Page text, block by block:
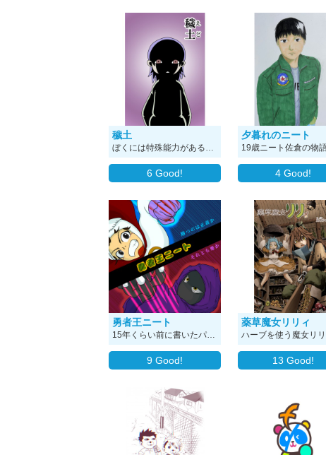
穢土
ぼくには特殊能力がある。〝催眠術〟だ。 どんな人間も目ヂカラだけで操れる。
6Good!
夕暮れのニート
4 Good!
勇者王ニート
15年くらい前に書いたパロディ小説を現代風にアレンジした読み切り漫画！(制作中) フルパーセントでは4Pずつ出来上がり次第更新していきます！ コメントやイイネいただけると嬉しいです！
9Good!
薬草魔女リリィ
13 Good!